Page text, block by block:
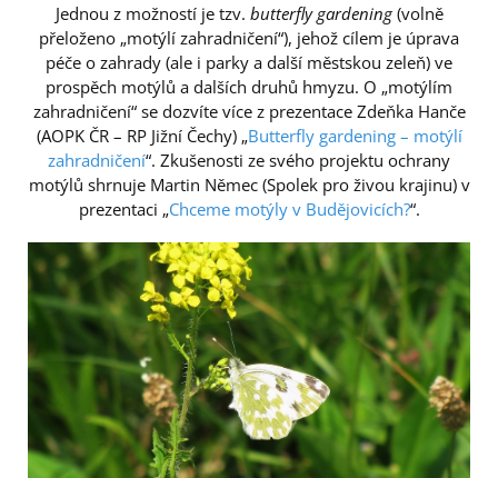
Jednou z možností je tzv. butterfly gardening(volně
přeloženo „motýlí zahradničení“), jehož cílem je úprava
péče o zahrady (ale i parky a další městskou zeleň) ve
prospěch motýlů a dalších druhů hmyzu. O „motýlím
zahradničení“ se dozvíte více z prezentace Zdeňka Hanče
(AOPK ČR – RP Jižní Čechy) „Butterfly gardening – motýlí
zahradničení“. Zkušenosti ze svého projektu ochrany
motýlů shrnuje Martin Němec (Spolek pro živou krajinu) v
prezentaci „Chceme motýly v Budějovicích?“.